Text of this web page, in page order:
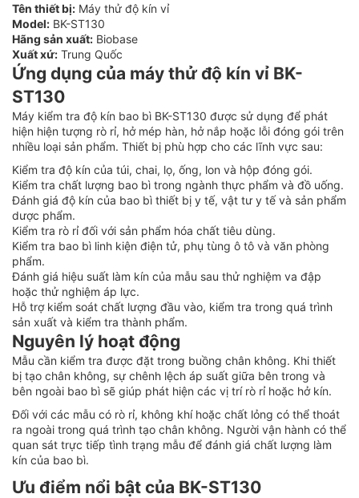
Tên thiết bị: Máy thử độ kín vỉ
Model: BK-ST130
Hãng sản xuất: Biobase
Xuất xứ: Trung Quốc
Ứng dụng của máy thử độ kín vỉ BK-
ST130
Máy kiểm tra độ kín bao bì BK-ST130 được sử dụng để phát
hiện hiện tượng rò rỉ, hở mép hàn, hở nắp hoặc lỗi đóng gói trên
nhiều loại sản phẩm. Thiết bị phù hợp cho các lĩnh vực sau:
Kiểm tra độ kín của túi, chai, lọ, ống, lon và hộp đóng gói.
Kiểm tra chất lượng bao bì trong ngành thực phẩm và đồ uống.
Đánh giá độ kín của bao bì thiết bị y tế, vật tư y tế và sản phẩm
dược phẩm.
Kiểm tra rò rỉ đối với sản phẩm hóa chất tiêu dùng.
Kiểm tra bao bì linh kiện điện tử, phụ tùng ô tô và văn phòng
phẩm.
Đánh giá hiệu suất làm kín của mẫu sau thử nghiệm va đập
hoặc thử nghiệm áp lực.
Hỗ trợ kiểm soát chất lượng đầu vào, kiểm tra trong quá trình
sản xuất và kiểm tra thành phẩm.
Nguyên lý hoạt động
Mẫu cần kiểm tra được đặt trong buồng chân không. Khi thiết
bị tạo chân không, sự chênh lệch áp suất giữa bên trong và
bên ngoài bao bì sẽ giúp phát hiện các vị trí rò rỉ hoặc hở kín.
Đối với các mẫu có rò rỉ, không khí hoặc chất lỏng có thể thoát
ra ngoài trong quá trình tạo chân không. Người vận hành có thể
quan sát trực tiếp tình trạng mẫu để đánh giá chất lượng làm
kín của bao bì.
Ưu điểm nổi bật của BK-ST130